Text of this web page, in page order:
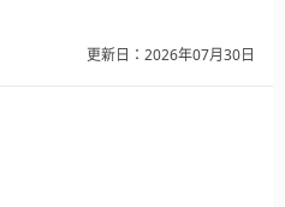
更新日：2026年07月30日